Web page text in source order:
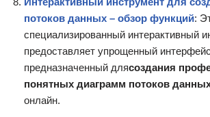
потоков данных – обзор функций:
специализированный интерактивный
предоставляет упрощенный
предназначенный длясоздания
понятных диаграмм потоков
онлайн.